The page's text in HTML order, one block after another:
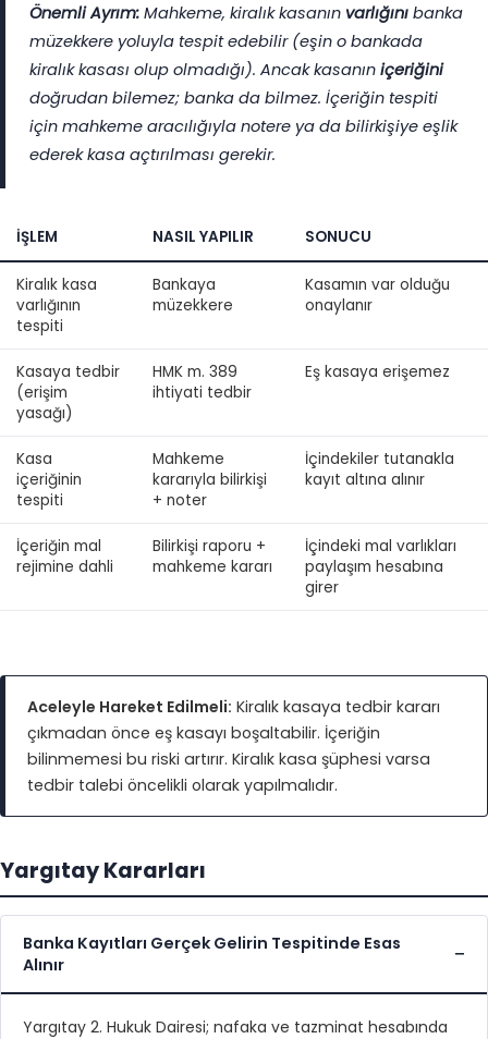
Önemli Ayrım: Mahkeme, kiralık kasanın varlığını banka
müzekkere yoluyla tespit edebilir (eşin o bankada
kiralık kasası olup olmadığı). Ancak kasanın içeriğini
doğrudan bilemez; banka da bilmez. İçeriğin tespiti
için mahkeme aracılığıyla notere ya da bilirkişiye eşlik
ederek kasa açtırılması gerekir.
İŞLEM NASIL YAPILIR SONUCU
Kiralık kasa
varlığının
tespiti
Bankaya
müzekkere
Kasamın var olduğu
onaylanır
Kasaya tedbir
(erişim
yasağı)
HMK m. 389
ihtiyati tedbir
Eş kasaya erişemez
Kasa
içeriğinin
tespiti
Mahkeme
kararıyla bilirkişi
+ noter
İçindekiler tutanakla
kayıt altına alınır
İçeriğin mal
rejimine dahli
Bilirkişi raporu +
mahkeme kararı
İçindeki mal varlıkları
paylaşım hesabına
girer
Aceleyle Hareket Edilmeli: Kiralık kasaya tedbir kararı
çıkmadan önce eş kasayı boşaltabilir. İçeriğin
bilinmemesi bu riski artırır. Kiralık kasa şüphesi varsa
tedbir talebi öncelikli olarak yapılmalıdır.
Yargıtay Kararları
Banka Kayıtları Gerçek Gelirin Tespitinde Esas
Alınır
Yargıtay 2. Hukuk Dairesi; nafaka ve tazminat hesabında